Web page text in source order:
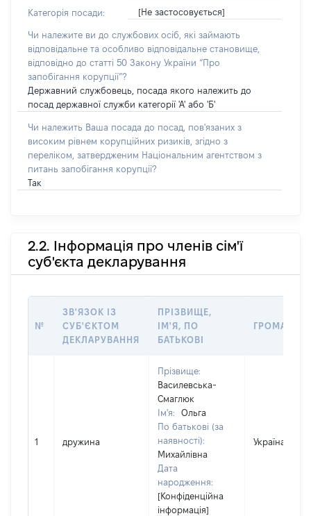
Категорія посади: [Не застосовується]
Чи належите ви до службових осіб, які займають
відповідальне та особливо відповідальне становище,
відповідно до статті 50 Закону України “Про
запобігання корупції”?
Державний службовець, посада якого належить до
посад державної служби категорії 'А' або 'Б'
Чи належить Ваша посада до посад, пов'язаних з
високим рівнем корупційних ризиків, згідно з
переліком, затвердженим Національним агентством з
питань запобігання корупції?
Так
2.2. Інформація про членів сім'ї
суб'єкта декларування
№
ЗВ'ЯЗОК ІЗ
СУБ'ЄКТОМ
ДЕКЛАРУВАННЯ
ПРІЗВИЩЕ,
ІМ'Я, ПО
БАТЬКОВІ
1 дружина
Прізвище:
Василевська-
Смаглюк
Ім'я:
Ольга
По батькові (за
наявності):
Михайлівна
Дата
народження:
[Конфіденційна
інформація]
Україна